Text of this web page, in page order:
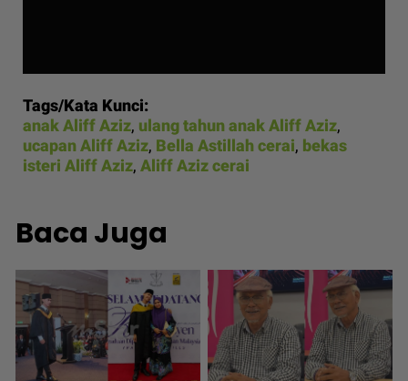
Tags/Kata Kunci:
anak Aliff Aziz, ulang tahun anak Aliff Aziz,
ucapan Aliff Aziz, Bella Astillah cerai, bekas
isteri Aliff Aziz, Aliff Aziz cerai
Baca Juga